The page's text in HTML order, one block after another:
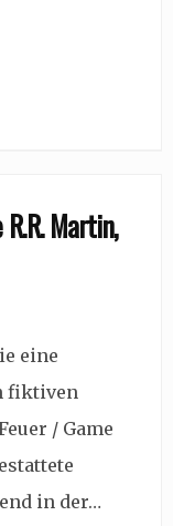
Martin,
eine
fiktiven
/ Game
in der…